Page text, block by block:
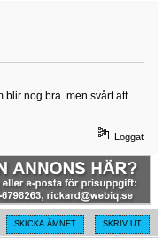
blir nog bra. men svårt att
Loggat
SKICKA ÄMNET SKRIV UT